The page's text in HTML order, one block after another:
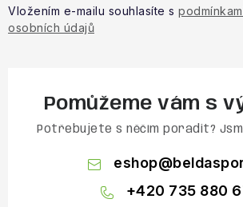
Vložením e-mailu souhlasíte s
osobních údajů
Pomůžeme vám s
Potřebujete s něčím poradit?
eshop@
+420 735 880